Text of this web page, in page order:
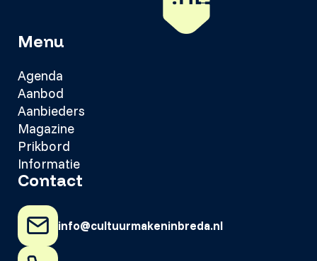
Menu
Agenda
Aanbod
Aanbieders
Magazine
Prikbord
Informatie
Contact
info@cultuurmakeninbreda.nl